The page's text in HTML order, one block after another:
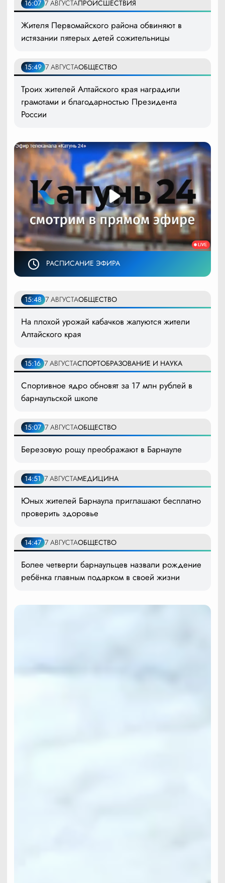
16:07 7 АВГУСТАПРОИСШЕСТВИЯ
Жителя Первомайского района обвиняют в
истязании пятерых детей сожительницы
15:49 7 АВГУСТАОБЩЕСТВО
Троих жителей Алтайского края наградили
грамотами и благодарностью Президента
России
РАСПИСАНИЕ ЭФИРА
15:48 7 АВГУСТАОБЩЕСТВО
На плохой урожай кабачков жалуются жители
Алтайского края
15:16 7 АВГУСТАСПОРТОБРАЗОВАНИЕ И НАУКА
Спортивное ядро обновят за 17 млн рублей в
барнаульской школе
15:07 7 АВГУСТАОБЩЕСТВО
Березовую рощу преображают в Барнауле
14:51 7 АВГУСТАМЕДИЦИНА
Юных жителей Барнаула приглашают бесплатно
проверить здоровье
14:47 7 АВГУСТАОБЩЕСТВО
Более четверти барнаульцев назвали рождение
ребёнка главным подарком в своей жизни